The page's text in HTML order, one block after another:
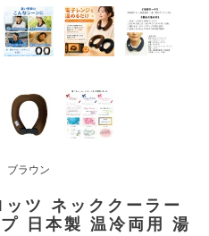
ブラウン
ッツ ネッククーラー
日本製 温冷両用 湯